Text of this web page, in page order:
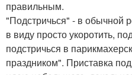
правильным.
"Подстричься" - в обычной
в виду просто укоротить,
подстричься в
праздником". Приставка